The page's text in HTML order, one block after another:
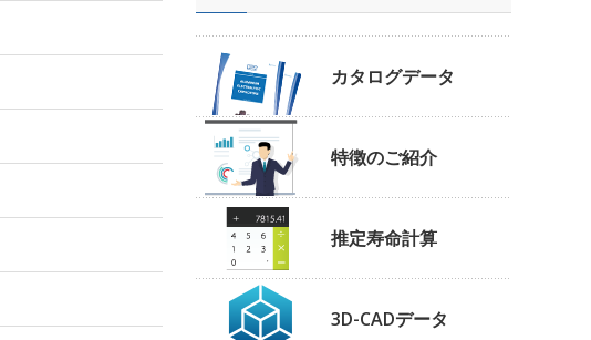
カタログデータ
特徴のご紹介
推定寿命計算
3D-CADデータ